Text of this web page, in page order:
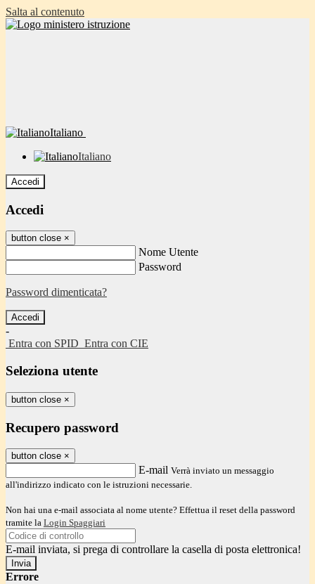
Salta al contenuto
Italiano
Italiano
Accedi
Accedi
button close ×
Nome Utente
Password
Password dimenticata?
-
Entra con SPID Entra con CIE
Seleziona utente
button close ×
Recupero password
button close ×
E-mail Verrà inviato un messaggio
all'indirizzo indicato con le istruzioni necessarie.
Non hai una e-mail associata al nome utente? Effettua il reset della password
tramite la Login Spaggiari
E-mail inviata, si prega di controllare la casella di posta elettronica!
Errore